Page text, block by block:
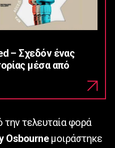
– Σχεδόν ένας
μέσα από
την τελευταία φορά
Osbourneμοιράστηκε